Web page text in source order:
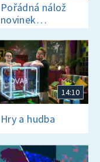
Pořádná nálož
novinek
a zajímavostí
14:10
Hry a hudba